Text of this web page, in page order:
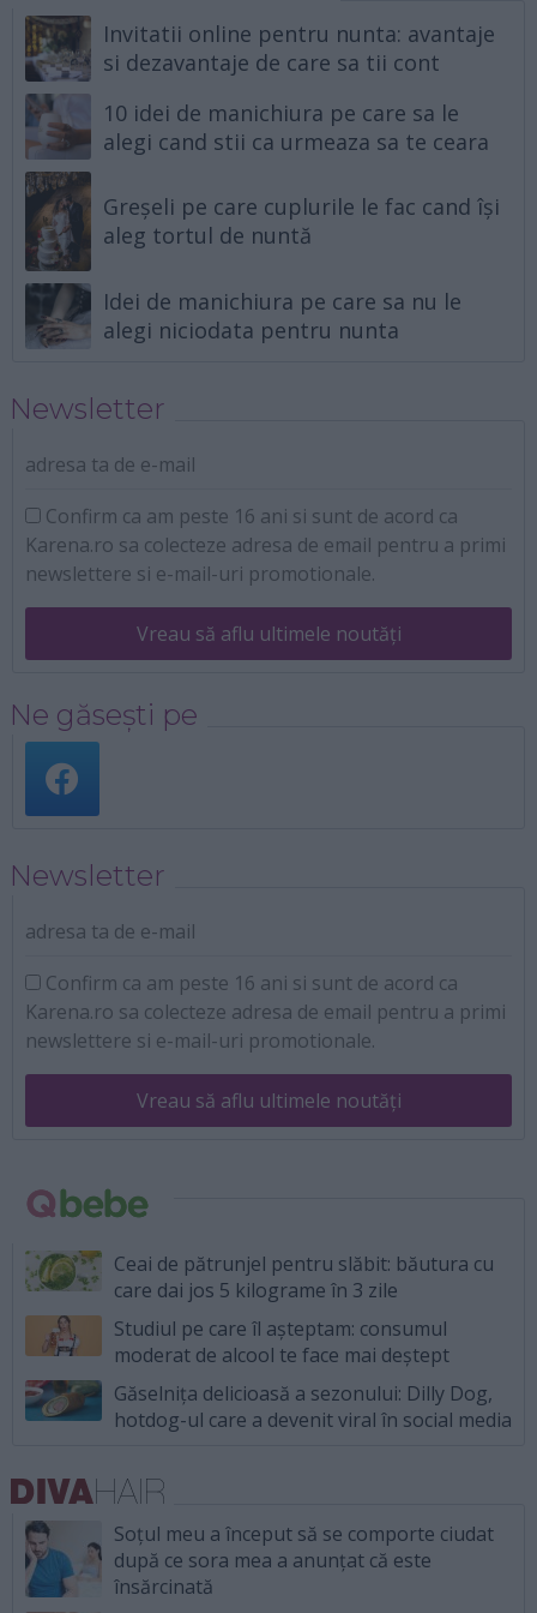
Invitatii online pentru nunta: avantaje
si dezavantaje de care sa tii cont
10 idei de manichiura pe care sa le
alegi cand stii ca urmeaza sa te ceara
Greșeli pe care cuplurile le fac cand își
aleg tortul de nuntă
Idei de manichiura pe care sa nu le
alegi niciodata pentru nunta
Newsletter
adresa ta de e-mail
Confirm ca am peste 16 ani si sunt de acord ca
Karena.ro sa colecteze adresa de email pentru a primi
newslettere si e-mail-uri promotionale.
Vreau să aflu ultimele noutăți
Ne găsești pe
Newsletter
adresa ta de e-mail
Confirm ca am peste 16 ani si sunt de acord ca
Karena.ro sa colecteze adresa de email pentru a primi
newslettere si e-mail-uri promotionale.
Vreau să aflu ultimele noutăți
Ceai de pătrunjel pentru slăbit: băutura cu
care dai jos 5 kilograme în 3 zile
Studiul pe care îl așteptam: consumul
moderat de alcool te face mai deștept
Găselnița delicioasă a sezonului: Dilly Dog,
hotdog-ul care a devenit viral în social media
Soțul meu a început să se comporte ciudat
după ce sora mea a anunțat că este
însărcinată